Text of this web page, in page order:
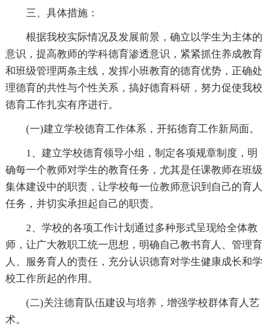
三、具体措施：
根据我校实际情况及发展前景，确立以学生为主体的
意识，提高教师的学科德育渗透意识，紧紧抓住养成教育
和班级管理两条主线，发挥小班教育的德育优势，正确处
理德育的共性与个性关系，搞好德育科研，努力促使我校
德育工作扎实有序进行。
(一)建立学校德育工作体系，开拓德育工作新局面。
1、建立学校德育领导小组，制定各项规章制度，明
确每一个教师对学生的教育任务，尤其是任课教师在班级
集体建设中的职责，让学校每一位教师意识到自己的育人
任务，并切实承担起自己的职责。
2、学校的各项工作计划通过多种形式呈现给全体教
师，让广大教职工统一思想，明确自己教书育人、管理育
人、服务育人的责任，充分认识德育对学生健康成长和学
校工作所起的作用。
(二)关注德育队伍建设与培养，增强学校群体育人艺
术。